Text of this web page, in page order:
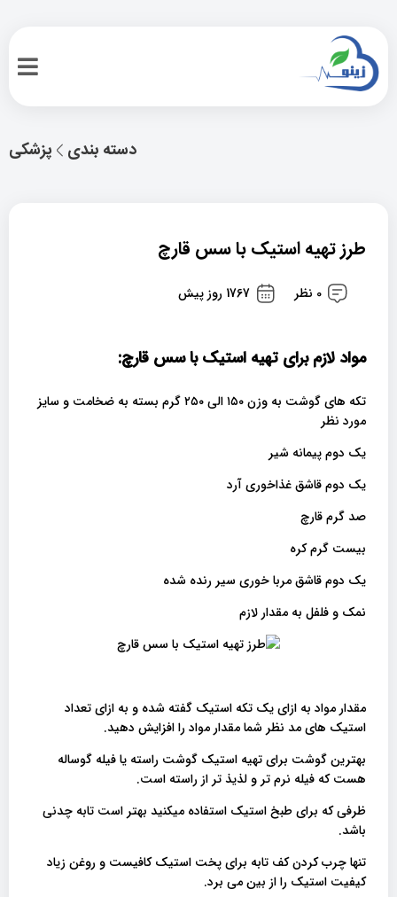
پزشکی دسته بندی
طرز تهیه استیک با سس قارچ
0 نظر 1767 روز پیش
مواد لازم برای تهیه استیک با سس قارچ:
تکه های گوشت به وزن ۱۵۰ الی ۲۵۰ گرم بسته به ضخامت و سایز
مورد نظر
یک دوم پیمانه شیر
یک دوم قاشق غذاخوری آرد
صد گرم قارچ
بیست گرم کره
یک دوم قاشق مربا خوری سیر رنده شده
نمک و فلفل به مقدار لازم
مقدار مواد به ازای یک تکه استیک گفته شده و به ازای تعداد
استیک های مد نظر شما مقدار مواد را افزایش دهید.
بهترین گوشت برای تهیه استیک گوشت راسته یا فیله گوساله
هست که فیله نرم تر و لذیذ تر از راسته است.
ظرفی که برای طبخ استیک استفاده میکنید بهتر است تابه چدنی
باشد.
تنها چرب کردن کف تابه برای پخت استیک کافیست و روغن زیاد
کیفیت استیک را از بین می برد.